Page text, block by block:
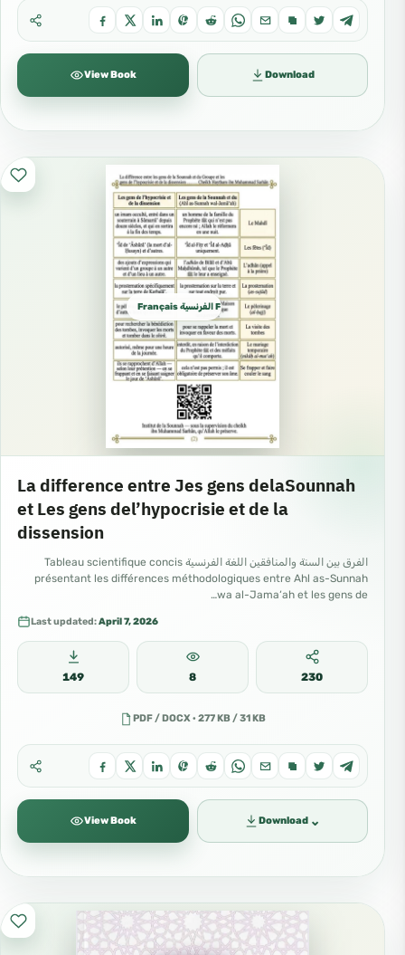
View Book Download
Français الفرنسية French
La difference entre Jes gens delaSounnah
et Les gens del’hypocrisie et de la
dissension
الفرق بين السنة والمنافقين اللغة الفرنسية Tableau scientifique concis
présentant les différences méthodologiques entre Ahl as-Sunnah
wa al-Jama‘ah et les gens de…
Last updated:April 7, 2026
149 8 230
PDF / DOCX · 277 KB / 31 KB
View Book Download ⌄